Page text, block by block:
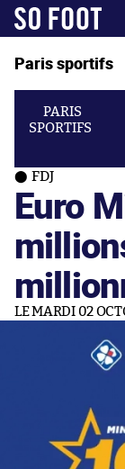
Paris sportifs
PARIS
SPORTIFS
FDJ
Euro
LE MARDI 02